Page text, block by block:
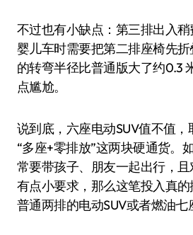
不过也有小缺点：第三排出入
婴儿车时需要把第二排座椅先
的转弯半径比普通版大了约0.3
点尴尬。
说到底，六座电动SUV值不值
“多座+零排放”这两块硬通货。
常要带孩子、朋友一起出行，
有点小要求，那么这笔投入真的
普通两排的电动SUV或者燃油七